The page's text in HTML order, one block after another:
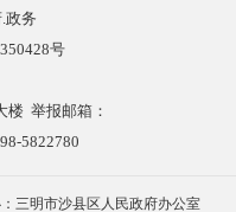
政务
号
楼 举报邮箱：
5822780
三明市沙县区人民政府办公室